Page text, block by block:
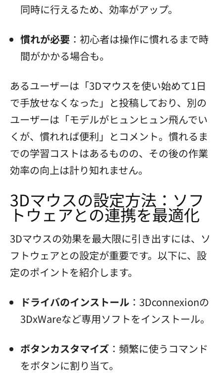
同時に行えるため、効率がアップ。
慣れが必要 ：初心者は操作に慣れるまで時
間がかかる場合も。
あるユーザーは「3Dマウスを使い始めて1日
で手放せなくなった」と投稿しており、別の
ユーザーは「モデルがヒュンヒュン飛んでい
くが、慣れれば便利」とコメント。慣れるま
での学習コストはあるものの、その後の作業
効率の向上は計り知れません。
3Dマウスの設定方法：ソフ
トウェアとの連携を最適化
3Dマウスの効果を最大限に引き出すには、ソ
フトウェアとの設定が重要です。以下に、設
定のポイントを紹介します。
ドライバのインストール ：3Dconnexionの
3DxWareなど専用ソフトをインストール。
ボタンカスタマイズ ：頻繁に使うコマンド
をボタンに割り当て。